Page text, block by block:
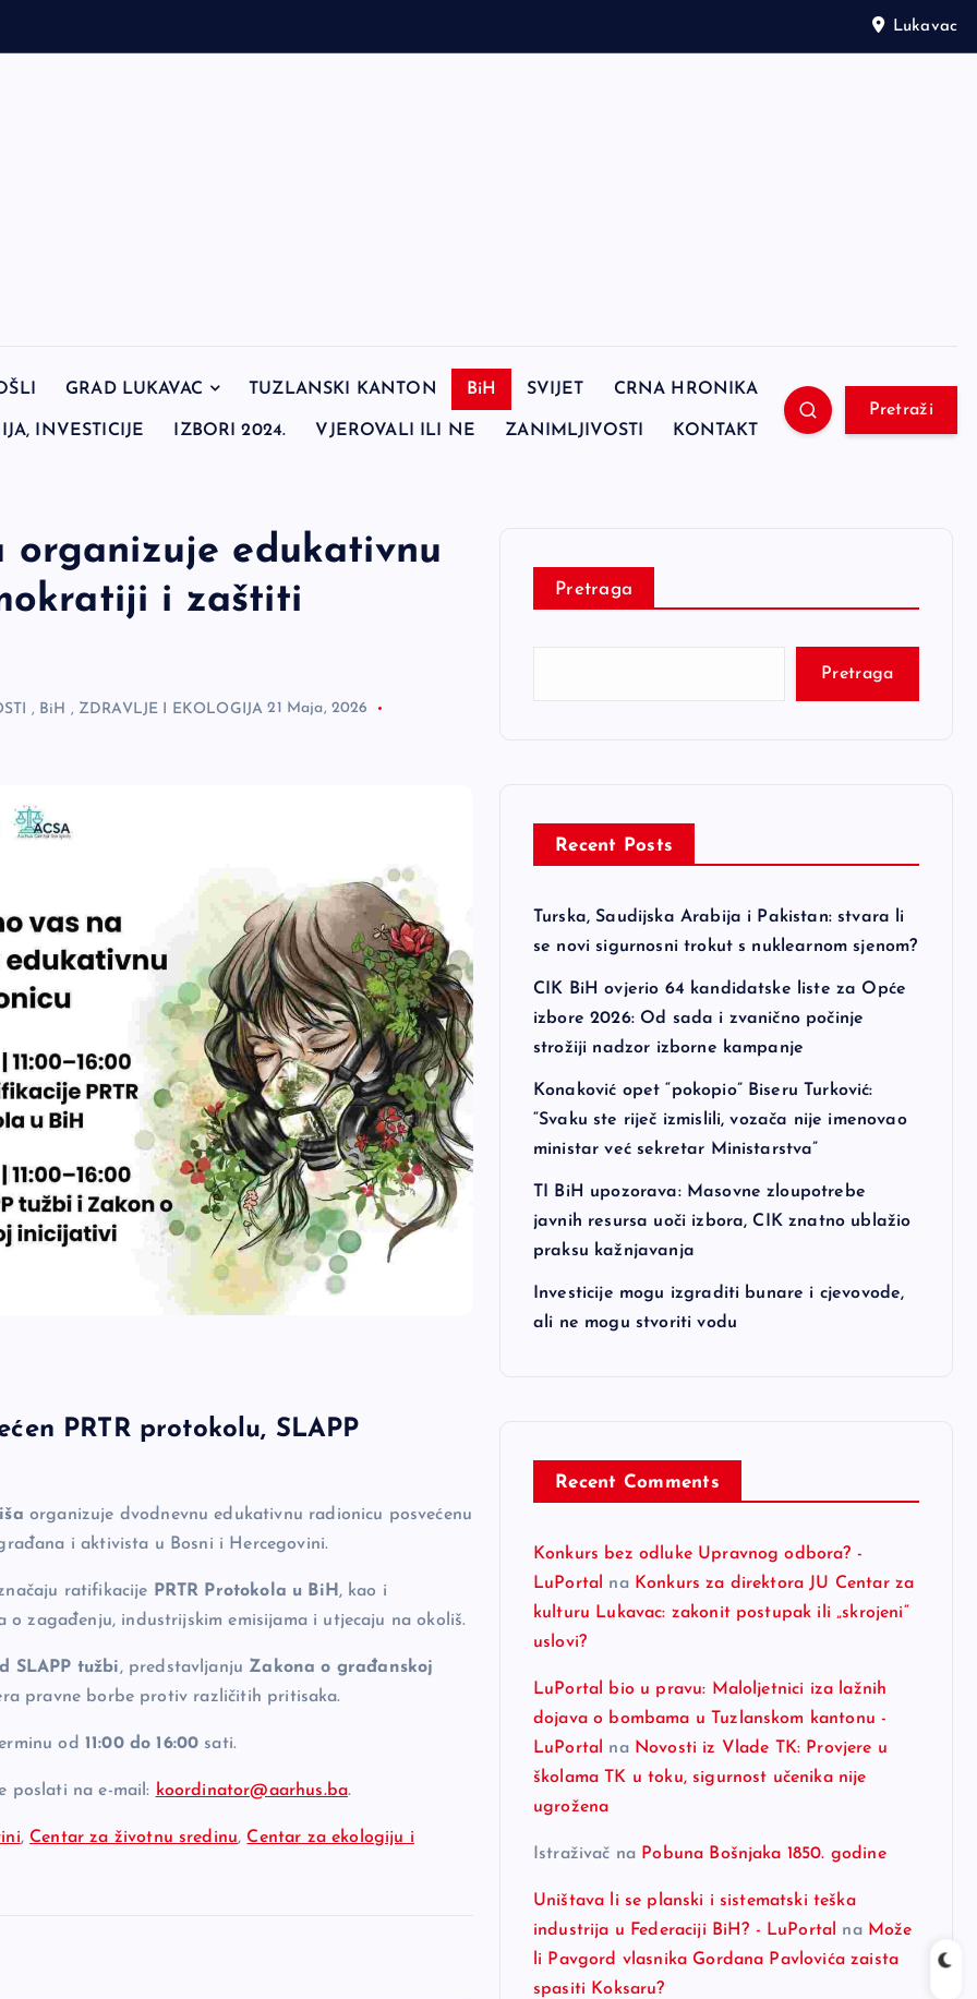
Lukavac
GRAD LUKAVAC TUZLANSKI KANTON BiH SVIJET CRNA HRONIKA
INVESTICIJE IZBORI 2024. VJEROVALI ILI NE ZANIMLJIVOSTI KONTAKT
Pretraži
organizuje edukativnu
i zaštiti
, BiH , ZDRAVLJE I EKOLOGIJA 21 Maja, 2026
PRTR protokolu, SLAPP
organizuje dvodnevnu edukativnu radionicu posvećenu
i aktivista u Bosni i Hercegovini.
ratifikacije PRTR Protokola u BiH , kao i
zagađenju, industrijskim emisijama i utjecaju na okoliš.
SLAPP tužbi, predstavljanju Zakona o građanskoj
pravne borbe protiv različitih pritisaka.
od 11:00 do 16:00 sati.
poslati na e-mail: koordinator@aarhus.ba.
, Centar za životnu sredinu, Centar za ekologiju i
Pretraga
Pretraga
Recent Posts
Turska, Saudijska Arabija i Pakistan: stvara li
se novi sigurnosni trokut s nuklearnom sjenom?
CIK BiH ovjerio 64 kandidatske liste za Opće
izbore 2026: Od sada i zvanično počinje
strožiji nadzor izborne kampanje
Konaković opet “pokopio” Biseru Turković:
“Svaku ste riječ izmislili, vozača nije imenovao
ministar već sekretar Ministarstva”
TI BiH upozorava: Masovne zloupotrebe
javnih resursa uoči izbora, CIK znatno ublažio
praksu kažnjavanja
Investicije mogu izgraditi bunare i cjevovode,
ali ne mogu stvoriti vodu
Recent Comments
Konkurs bez odluke Upravnog odbora? -
LuPortal
na Konkurs za direktora JU Centar za
kulturu Lukavac: zakonit postupak ili „skrojeni“
uslovi?
LuPortal bio u pravu: Maloljetnici iza lažnih
dojava o bombama u Tuzlanskom kantonu -
LuPortal
na Novosti iz Vlade TK: Provjere u
školama TK u toku, sigurnost učenika nije
ugrožena
Istraživač na Pobuna Bošnjaka 1850. godine
Uništava li se planski i sistematski teška
industrija u Federaciji BiH? - LuPortal
na Može
li Pavgord vlasnika Gordana Pavlovića zaista
spasiti Koksaru?